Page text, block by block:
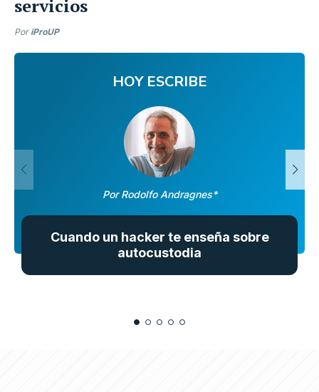
servicios
Por iProUP
Cuando un hacker te enseña sobre
autocustodia
HOY ESCRIBE
Por Rodolfo Andragnes*